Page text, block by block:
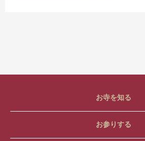
お寺を知る
お参りする